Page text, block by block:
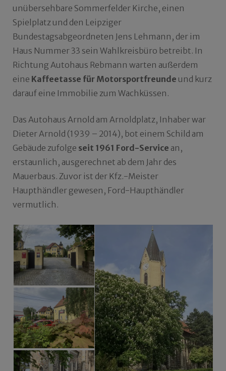
unübersehbare Sommerfelder Kirche, einen
Spielplatz und den Leipziger
Bundestagsabgeordneten Jens Lehmann, der im
Haus Nummer 33 sein Wahlkreisbüro betreibt. In
Richtung Autohaus Rebmann warten außerdem
eine Kaffeetasse für Motorsportfreunde und kurz
darauf eine Immobilie zum Wachküssen.
Das Autohaus Arnold am Arnoldplatz, Inhaber war
Dieter Arnold (1939 – 2014), bot einem Schild am
Gebäude zufolge seit 1961 Ford-Service an,
erstaunlich, ausgerechnet ab dem Jahr des
Mauerbaus. Zuvor ist der Kfz.-Meister
Haupthändler gewesen, Ford-Haupthändler
vermutlich.